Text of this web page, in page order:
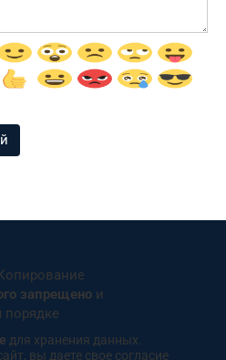
запрещено и
порядке
для хранения данных.
вы даете свое согласие